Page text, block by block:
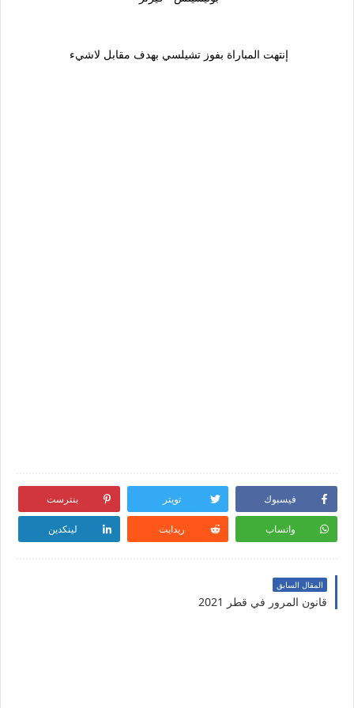
إنتهت المباراة بفوز تشيلسي بهدف مقابل لاشيء
فيسبوك تويتر بنترست
واتساب ريدايت لينكدين
المقال السابق
قانون المرور في قطر 2021